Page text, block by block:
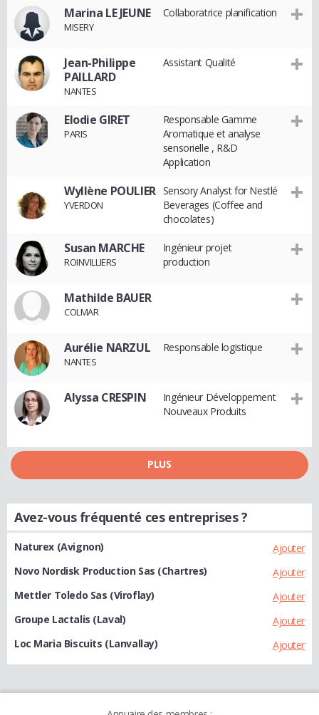
Marina LE JEUNE
MISERY
Collaboratrice planification
Jean-Philippe
PAILLARD
NANTES
Assistant Qualité
Elodie GIRET
PARIS
Responsable Gamme
Aromatique et analyse
sensorielle , R&D
Application
Wyllène POULIER
YVERDON
Sensory Analyst for Nestlé
Beverages (Coffee and
chocolates)
Susan MARCHE
ROINVILLIERS
Ingénieur projet
production
Mathilde BAUER
COLMAR
Aurélie NARZUL
NANTES
Responsable logistique
Alyssa CRESPIN
Ingénieur Développement
Nouveaux Produits
PLUS
Avez-vous fréquenté ces entreprises ?
Ajouter
Naturex (Avignon)
Ajouter
Novo Nordisk Production Sas (Chartres)
Ajouter
Mettler Toledo Sas (Viroflay)
Ajouter
Groupe Lactalis (Laval)
Ajouter
Loc Maria Biscuits (Lanvallay)